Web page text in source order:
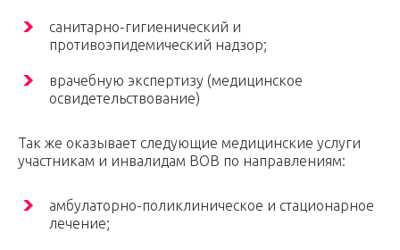
санитарно-гигиенический и
противоэпидемический надзор;
врачебную экспертизу (медицинское
освидетельствование)
Так же оказывает следующие медицинские услуги
участникам и инвалидам ВОВ по направлениям:
амбулаторно-поликлиническое и стационарное
лечение;